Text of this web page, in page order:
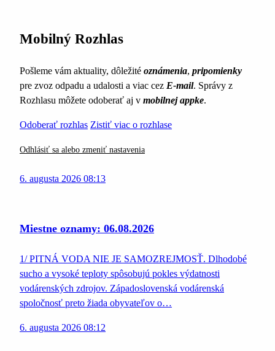
Mobilný Rozhlas
Pošleme vám aktuality, dôležité oznámenia, pripomienky
pre zvoz odpadu a udalosti a viac cez E-mail. Správy z
Rozhlasu môžete odoberať aj v mobilnej appke.
Odoberať rozhlas Zistiť viac o rozhlase
Odhlásiť sa alebo zmeniť nastavenia
6. augusta 2026 08:13
Miestne oznamy: 06.08.2026
1/ PITNÁ VODA NIE JE SAMOZREJMOSŤ. Dlhodobé
sucho a vysoké teploty spôsobujú pokles výdatnosti
vodárenských zdrojov. Západoslovenská vodárenská
spoločnosť preto žiada obyvateľov o…
6. augusta 2026 08:12